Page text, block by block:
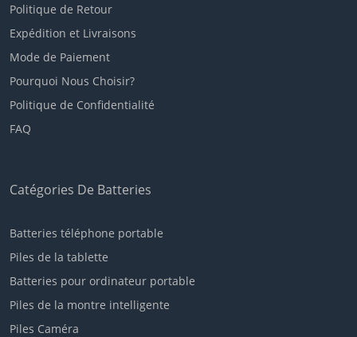
Politique de Retour
Expédition et Livraisons
Mode de Paiement
Pourquoi Nous Choisir?
Politique de Confidentialité
FAQ
Catégories De Batteries
Batteries téléphone portable
Piles de la tablette
Batteries pour ordinateur portable
Piles de la montre intelligente
Piles Caméra